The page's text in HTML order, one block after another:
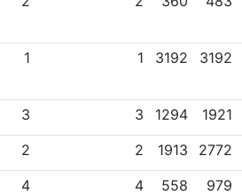
1 1 3192 3192
3 3 1294 1921
2 2 1913 2772
4 4 558 979